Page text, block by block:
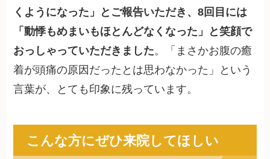
くようになった」とご報告いただき、8回目には
「動悸もめまいもほとんどなくなった」と笑顔で
おっしゃっていただきました。「まさかお腹の癒
着が頭痛の原因だったとは思わなかった」という
言葉が、とても印象に残っています。
こんな方にぜひ来院してほしい